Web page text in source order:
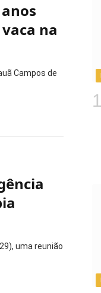
na
Campos de
uma reunião